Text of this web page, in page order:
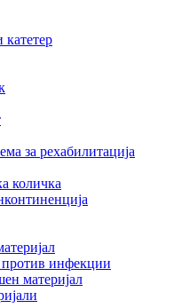
за рехабилитација
количка
инфекции
материјал